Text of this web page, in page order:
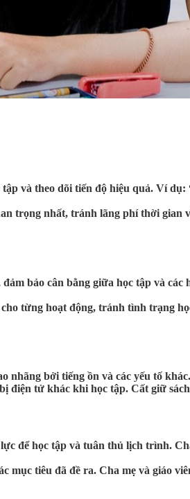
và theo dõi tiến độ hiệu quả. Ví
trọng nhất, tránh lãng phí thời gian
bảo cân bằng giữa học tập và
từng hoạt động, tránh tình trạng
nhãng bởi tiếng ồn và các yếu tố khác.
điện tử khác khi học tập. Cất giữ
để học tập và tuân thủ lịch trình.
mục tiêu đã đề ra. Cha mẹ và giáo